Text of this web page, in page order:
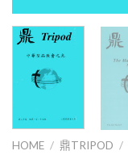
HOME / 鼎TRIPOD /